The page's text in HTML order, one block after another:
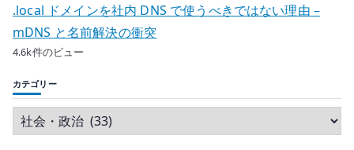
.local ドメインを社内 DNS で使うべきではない理由 –
mDNS と名前解決の衝突
4.6k件のビュー
カテゴリー